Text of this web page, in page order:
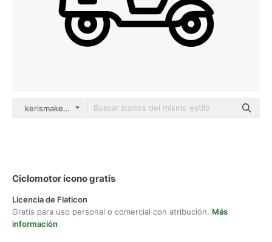
kerismaker Detailed Outline
Ciclomotor icono gratis
Licencia de Flaticon
Gratis para uso personal o comercial con atribución. Más
información